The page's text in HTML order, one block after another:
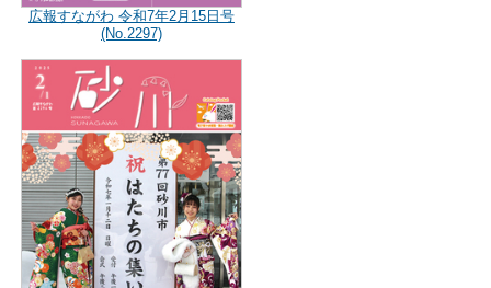
広報すながわ 令和7年2月15日号
(No.2297)